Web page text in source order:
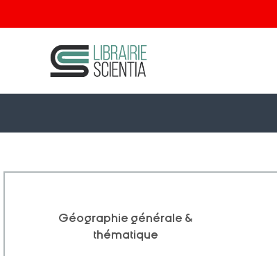
Géographie générale &
thématique